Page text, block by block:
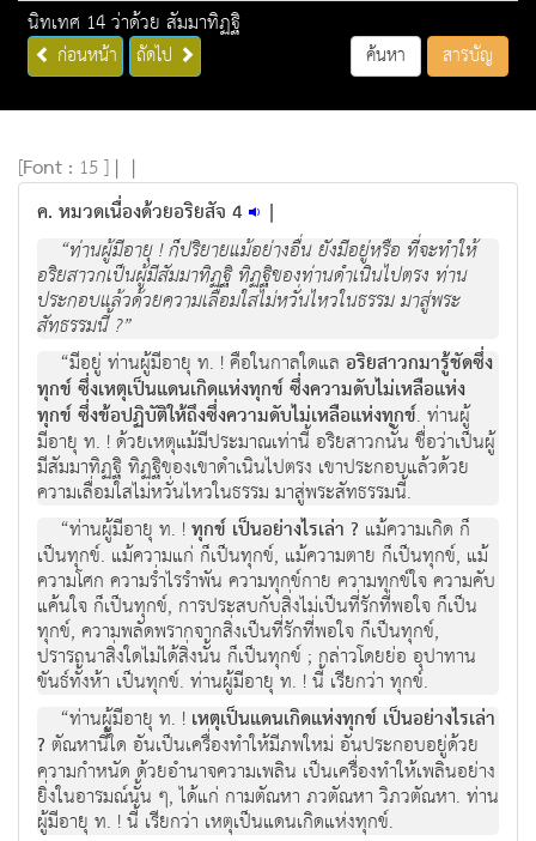
นิทเทศ 14 ว่าด้วย สัมมาทิฏฐิ
ก่อนหน้า ถัดไป ค้นหา สารบัญ
[Font : 15 ] | |
ค. หมวดเนื่องด้วยอริยสัจ 4 |
“ท่านผู้มีอายุ ! ก็ปริยายแม้อย่างอื่น ยังมีอยู่หรือ ที่จะทำให้
อริยสาวกเป็นผู้มีสัมมาทิฏฐิ ทิฏฐิของท่านดำเนินไปตรง ท่าน
ประกอบแล้วด้วยความเลื่อมใสไม่หวั่นไหวในธรรม มาสู่พระ
สัทธรรมนี้ ?”
“มีอยู่ ท่านผู้มีอายุ ท. ! คือในกาลใดแลอริยสาวกมารู้ชัดซึ่ง
ทุกข์ ซึ่งเหตุเป็นแดนเกิดแห่งทุกข์ ซึ่งความดับไม่เหลือแห่ง
ทุกข์ ซึ่งข้อปฏิบัติให้ถึงซึ่งความดับไม่เหลือแห่งทุกข์. ท่านผู้
มีอายุ ท. ! ด้วยเหตุแม้มีประมาณเท่านี้ อริยสาวกนั้น ชื่อว่าเป็นผู้
มีสัมมาทิฏฐิ ทิฏฐิของเขาดำเนินไปตรง เขาประกอบแล้วด้วย
ความเลื่อมใสไม่หวั่นไหวในธรรม มาสู่พระสัทธรรมนี้.
“ท่านผู้มีอายุ ท. !ทุกข์ เป็นอย่างไรเล่า ? แม้ความเกิด ก็
เป็นทุกข์. แม้ความแก่ ก็เป็นทุกข์, แม้ความตาย ก็เป็นทุกข์, แม้
ความโศก ความร่ำไรรำพัน ความทุกข์กาย ความทุกข์ใจ ความคับ
แค้นใจ ก็เป็นทุกข์, การประสบกับสิ่งไม่เป็นที่รักที่พอใจ ก็เป็น
ทุกข์, ความพลัดพรากจากสิ่งเป็นที่รักที่พอใจ ก็เป็นทุกข์,
ปรารถนาสิ่งใดไม่ได้สิ่งนั้น ก็เป็นทุกข์ ; กล่าวโดยย่อ อุปาทาน
ขันธ์ทั้งห้า เป็นทุกข์. ท่านผู้มีอายุ ท. ! นี้ เรียกว่า ทุกข์.
“ท่านผู้มีอายุ ท. ! เหตุเป็นแดนเกิดแห่งทุกข์ เป็นอย่างไรเล่า
? ตัณหานี้ใด อันเป็นเครื่องทำให้มีภพใหม่ อันประกอบอยู่ด้วย
ความกำหนัด ด้วยอำนาจความเพลิน เป็นเครื่องทำให้เพลินอย่าง
ยิ่งในอารมณ์นั้น ๆ, ได้แก่ กามตัณหา ภวตัณหา วิภวตัณหา. ท่าน
ผู้มีอายุ ท. ! นี้ เรียกว่า เหตุเป็นแดนเกิดแห่งทุกข์.